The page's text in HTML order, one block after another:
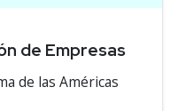
de Empresas
de las Américas